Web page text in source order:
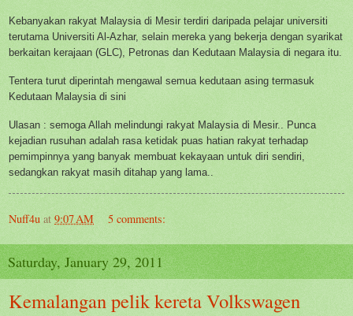
Kebanyakan rakyat Malaysia di Mesir terdiri daripada pelajar universiti
terutama Universiti Al-Azhar, selain mereka yang bekerja dengan syarikat
berkaitan kerajaan (GLC), Petronas dan Kedutaan Malaysia di negara itu.
Tentera turut diperintah mengawal semua kedutaan asing termasuk
Kedutaan Malaysia di sini
Ulasan : semoga Allah melindungi rakyat Malaysia di Mesir.. Punca
kejadian rusuhan adalah rasa ketidak puas hatian rakyat terhadap
pemimpinnya yang banyak membuat kekayaan untuk diri sendiri,
sedangkan rakyat masih ditahap yang lama..
Nuff4u at 9:07 AM 5 comments:
Saturday, January 29, 2011
Kemalangan pelik kereta Volkswagen